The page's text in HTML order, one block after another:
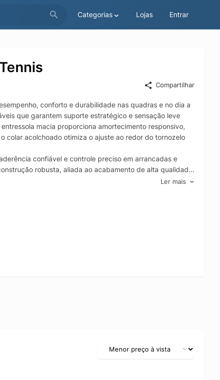
Categorias Lojas Entrar
Compartilhar
conforto e durabilidade nas quadras e no dia a
que garantem suporte estratégico e sensação leve
macia proporciona amortecimento responsivo,
colar acolchoado otimiza o ajuste ao redor do tornozelo
confiável e controle preciso em arrancadas e
robusta, aliada ao acabamento de alta qualidade
mais tempo. Versátil, o Nike Court Lite 4 se adapta
e tecnologia orientada ao atleta.
Ler mais